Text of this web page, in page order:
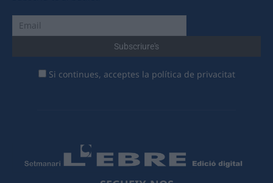
Si continues, acceptes la política de privacitat